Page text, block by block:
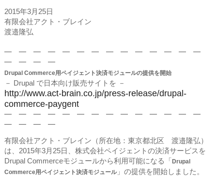
2015年3月25日
有限会社アクト・ブレイン
渡邉隆弘
━ ━ ━ ━ ━ ━ ━ ━ ━ ━ ━ ━ ━ ━
━ ━ ━ ━
Drupal Commerce用ペイジェント決済モジュールの提供を開始
－ Drupal で日本向け販売サイトを －
http://www.act-brain.co.jp/press-release/drupal-
commerce-paygent
━ ━ ━ ━ ━ ━ ━ ━ ━ ━ ━ ━ ━ ━
━ ━ ━ ━
有限会社アクト・ブレイン（所在地：東京都北区 渡邉隆弘）
は、2015年3月25日、株式会社ペイジェントの決済サービスを
Drupal Commerceモジュールから利用可能になる「 Drupal
Commerce用ペイジェント決済モジュール」の提供を開始しました。